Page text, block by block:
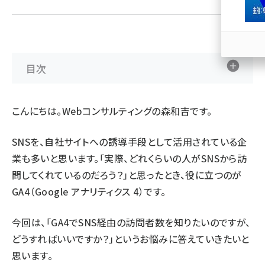
目次
こんにちは。Webコンサルティングの森和吉です。
SNSを、自社サイトへの誘導手段として活用されている企
業も多いと思います。「実際、どれくらいの人がSNSから訪
問してくれているのだろう？」と思ったとき、役に立つのが
GA4（Google アナリティクス 4）です。
今回は、「GA4でSNS経由の訪問者数を知りたいのですが、
どうすればいいですか？」というお悩みに答えていきたいと
思います。